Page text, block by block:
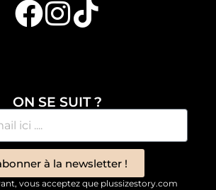
ON SE SUIT ?
à la newsletter !
vous acceptez que plussizestory.com